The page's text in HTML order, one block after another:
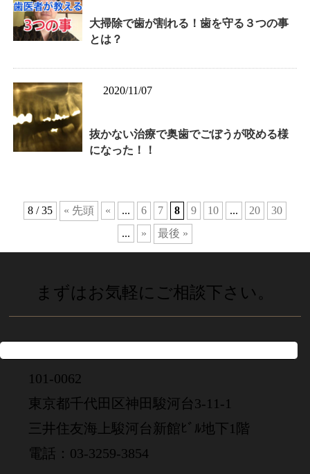
大掃除で歯が割れる！歯を守る３つの事
とは？
2020/11/07
抜かない治療で奥歯でごぼうが咬める様
になった！！
8 / 35 « 先頭 « ... 6 7 8 9 10 ... 20
30
...
» 最後 »
まずはお気軽にご相談下さい。
101-0062
東京都千代田区神田駿河台3-11-1
三井住友海上駿河台新館ﾋﾞﾙ地下1階
電話：03-3259-3854